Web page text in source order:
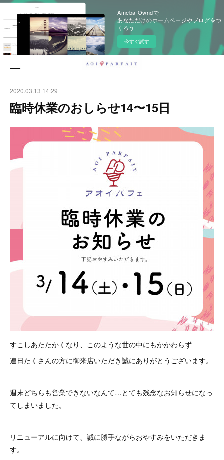
Ameba Owndで
あなただけのホームページやブログをつ
くろう
今すぐ試す
2020.03.13 14:29
臨時休業のおしらせ14〜15日
すこしあたたかくなり、このような世の中にもかかわらず
連日たくさんの方に御来店いただき誠にありがとうございます。
週末どちらも営業できないなんて…とても残念なお知らせになっ
てしまいました。
リニューアルに向けて、誠に勝手ながらおやすみをいただきま
す。